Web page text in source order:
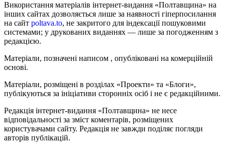
Використання матеріалів інтернет-видання «Полтавщина» на
інших сайтах дозволяється лише за наявності гіперпосилання
на сайт poltava.to, не закритого для індексації пошуковими
системами; у друкованих виданнях — лише за погодженням з
редакцією.
Матеріали, позначені написом , опубліковані на комерційній
основі.
Матеріали, розміщені в розділах «Проекти» та «Блоги»,
публікуються за ініціативи сторонніх осіб і не є редакційними.
Редакція інтернет-видання «Полтавщина» не несе
відповідальності за зміст коментарів, розміщених
користувачами сайту. Редакція не завжди поділяє погляди
авторів публікацій.